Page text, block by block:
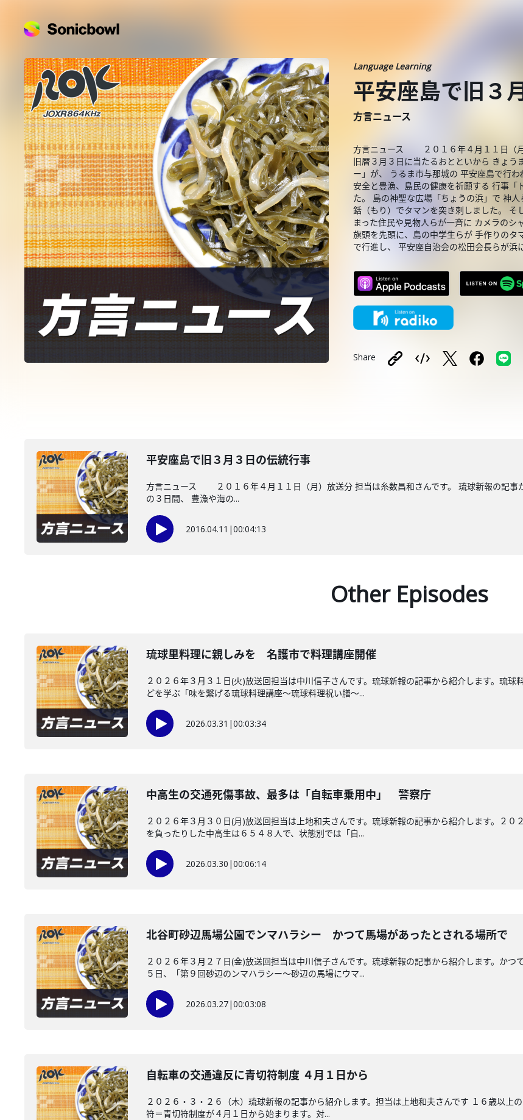
Language Learning
平安座島で旧３
方言ニュース
方言ニュース ２０１６年４月１１日（月
旧暦３月３日に当たるおとといから きょ
ー」が、 うるま市与那城の 平安座島で行
安全と豊漁、島民の健康を祈願する 行事「
た。 島の神聖な広場「ちょうの浜」で 神
銛（もり）でタマンを突き刺しました。 そ
まった住民や見物人らが一斉に カメラの
旗頭を先頭に、島の中学生らが 手作りのタ
で行進し、 平安座自治会の松田会長らが浜
Share
平安座島で旧３月３日の伝統行事
方言ニュース ２０１６年４月１１日（月）放送分 担当は糸数昌和さんです。 琉球新報の記事
の３日間、 豊漁や海の...
2016.04.11 |00:04:13
Other Episodes
琉球里料理に親しみを 名護市で料理講座開催
２０２６年３月３１日(火)放送回担当は中川信子さんです。琉球新報の記事から紹介します。琉
どを学ぶ「味を繋げる琉球料理講座～琉球料理祝い膳～...
2026.03.31 |00:03:34
中高生の交通死傷事故、最多は「自転車乗用中」 警察庁
２０２６年３月３０日(月)放送回担当は上地和夫さんです。琉球新報の記事から紹介します。２
を負ったりした中高生は６５４８人で、状態別では「自...
2026.03.30 |00:06:14
北谷町砂辺馬場公園でンマハラシー かつて馬場があったとされる場所で
２０２６年３月２７日(金)放送回担当は中川信子さんです。琉球新報の記事から紹介します。か
５日、「第９回砂辺のンマハラシー～砂辺の馬場にウマ...
2026.03.27|00:03:08
自転車の交通違反に青切符制度 ４月１日から
２０２６・３・２６（木）琉球新報の記事から紹介します。担当は上地和夫さんです １６歳以
符＝青切符制度が４月１日から始まります。対...